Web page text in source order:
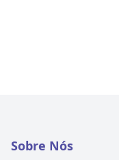
Sobre Nós